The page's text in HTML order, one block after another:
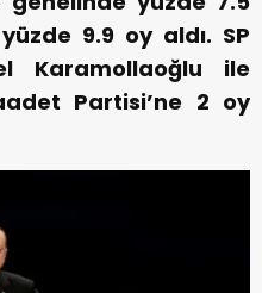
9.9 oy aldı. SP
Karamollaoğlu ile
Partisi’ne 2 oy